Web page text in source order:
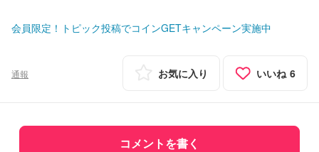
会員限定！トピック投稿でコインGETキャンペーン実施中
通報 お気に入り いいね 6
コメントを書く